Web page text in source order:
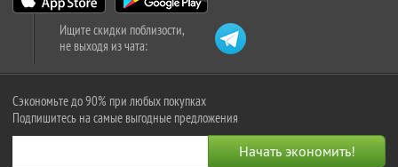
Ищите скидки поблизости,
не выходя из чата:
Сэкономьте до 90% при любых покупках
Подпишитесь на самые выгодные предложения